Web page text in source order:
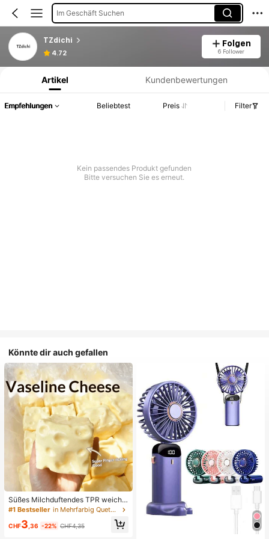
Im Geschäft Suchen
TZdichi
4.72
Folgen
6 Follower
Produktinformation: Preisangabe, Verkaufs- und Lagerbestandsdetails.
Artikel Kundenbewertungen
Empfehlungen Beliebtest Preis Filter
Kein passendes Produkt gefunden
Bitte versuchen Sie es erneut.
Könnte dir auch gefallen
Süßes Milchduftendes TPR weiche
s quetschbares Dumpling-förmiges
Stressabbau-Spielzeug, 5cm niedli
ches lustiges Quetsch-Stressabbau
#1 Bestseller in Mehrfarbig Quetschspielzeug für Teenager
CHF3 ,36 -22% CHF4,35